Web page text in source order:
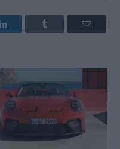
LinkedIn Tumblr Email